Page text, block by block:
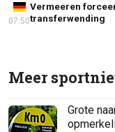
Vermeeren
transferwending
07:50
Meer
Grote